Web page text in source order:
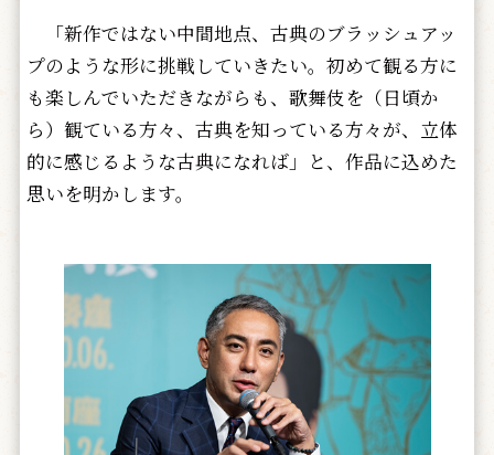
「新作ではない中間地点、古典のブラッシュアッ
プのような形に挑戦していきたい。初めて観る方に
も楽しんでいただきながらも、歌舞伎を（日頃か
ら）観ている方々、古典を知っている方々が、立体
的に感じるような古典になれば」と、作品に込めた
思いを明かします。